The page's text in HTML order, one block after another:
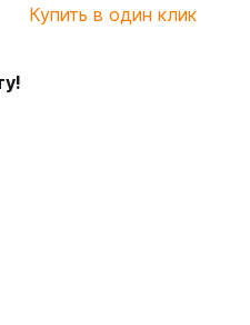
Купить в один клик